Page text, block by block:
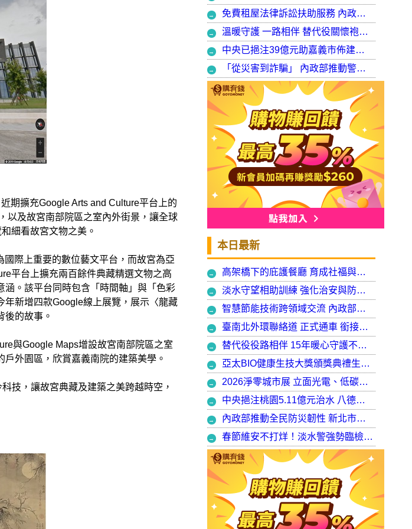
期擴充Google Arts and Culture平台上的
以及故宮南部院區之室內外街景，讓全球
細看故宮文物之美。
際上重要的數位藝文平台，而故宮為亞
平台上擴充兩百餘件典藏精選文物之高
。該平台同時包含「時間軸」與「色彩
新增四款Google線上展覽，展示〈龍藏
後的故事。
與Google Maps增設故宮南部院區之室
外園區，欣賞嘉義南院的建築美學。
技，讓故宮典藏及建築之美跨越時空，
免費租屋法律訴訟扶助服務 內政部：9月30日起正式開辦受理
溫暖守護 一路相伴 替代役關懷袍澤弟兄 以行動展現同袍大愛
中央已挹注39億元助嘉義市佈建污水系統 內政部：東區用戶接管將新增3萬戶 期許未來推動再生水永續利用
「從災害到詐騙」 內政部推動警大轉型強化災防與偵查能力
本日最新
高架橋下的庇護餐廳 育成社福與建築師共創都市再生典範，打造最美的庇護工場
淡水守望相助訓練 強化治安與防衛韌性
智慧節能技術跨領域交流 內政部攜手產官學加速建築淨零轉型
臺南北外環聯絡道 正式通車 銜接樹谷園區 完善南科聯外路網
替代役役路相伴 15年暖心守護不停歇，攜手走出溫暖與希望
亞太BIO健康生技大獎頒獎典禮生技健康產業榮耀盛會
2026淨零城市展 立面光電、低碳社宅齊登場 內政部攜手產業走入生活場域 共築2050淨零願景
中央挹注桃園5.11億元治水 八德區大仁滯洪池今啟用 守護龜山產業園區6千億產值 保障3.5萬居民安全
內政部推動全民防災韌性 新北市防災士培訓突破 2 萬人
春節維安不打烊！淡水警強勢臨檢掃蕩 封閉式路檢斷絕治安隱憂